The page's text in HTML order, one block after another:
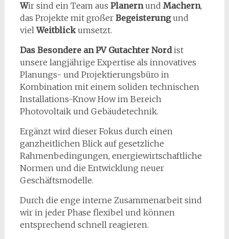
Wir sind ein Team aus Planernund Machern,
das Projekte mit großer Begeisterungund
vielWeitblickumsetzt.
Das Besondere an PV Gutachter Nordist
unsere langjährige Expertise als innovatives
Planungs- und Projektierungsbüro in
Kombination mit einem soliden technischen
Installations-Know How im Bereich
Photovoltaik und Gebäudetechnik.
Ergänzt wird dieser Fokus durch einen
ganzheitlichen Blick auf gesetzliche
Rahmenbedingungen, energiewirtschaftliche
Normen und die Entwicklung neuer
Geschäftsmodelle.
Durch die enge interne Zusammenarbeit sind
wir in jeder Phase flexibel und können
entsprechend schnell reagieren.